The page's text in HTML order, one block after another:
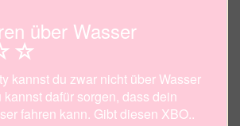
über Wasser
kannst du zwar nicht über Wasser
kannst dafür sorgen, dass dein
fahren kann. Gibt diesen XBO..